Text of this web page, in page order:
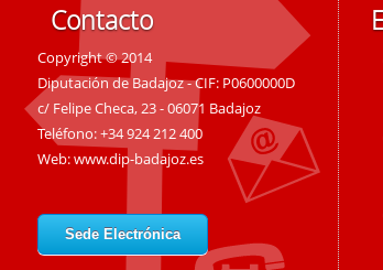
Contacto
Copyright © 2014
Diputación de Badajoz - CIF: P0600000D
c/ Felipe Checa, 23 - 06071 Badajoz
Teléfono: +34 924 212 400
Web:www.dip-badajoz.es
Sede Electrónica